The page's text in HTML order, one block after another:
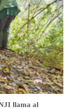
llama al